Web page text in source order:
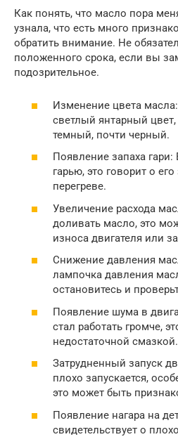
Как понять, что масло пора
узнала, что есть много
обратить внимание. Не
положенного срока, если вы
подозрительное.
Изменение цвета
светлый янтарный
темный, почти черный.
Появление запаха
гарью, это говорит о
перегреве.
Увеличение расхода
доливать масло, это
износа двигателя или
Снижение давления
лампочка давления
остановитесь и
Появление шума в
стал работать громче,
недостаточной смазкой.
Затрудненный запуск
плохо запускается,
это может быть
Появление нагара на
свидетельствует о